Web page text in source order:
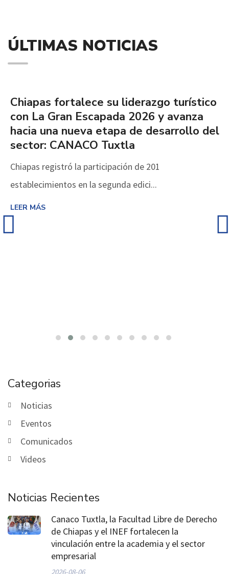
ÚLTIMAS NOTICIAS
Chiapas fortalece su liderazgo turístico
con La Gran Escapada 2026 y avanza
hacia una nueva etapa de desarrollo del
sector: CANACO Tuxtla
Chiapas registró la participación de 201
establecimientos en la segunda edici...
LEER MÁS
Categorias
Noticias
Eventos
Comunicados
Videos
Noticias Recientes
Canaco Tuxtla, la Facultad Libre de Derecho
de Chiapas y el INEF fortalecen la
vinculación entre la academia y el sector
empresarial
2026-08-06